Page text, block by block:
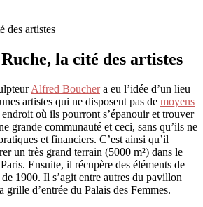
la cité des artistes
Alfred Bouchera eu l’idée d’un lieu
artistes qui ne disposent pas de moyens
endroit où ils pourront s’épanouir et trouver
grande communauté et ceci, sans qu’ils ne
et financiers. C’est ainsi qu’il
un très grand terrain (5000 m²) dans le
Ensuite, il récupère des éléments de
1900. Il s’agit entre autres du pavillon
grille d’entrée du Palais des Femmes.